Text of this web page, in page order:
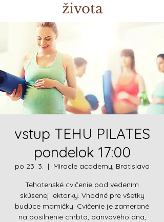
života
vstup TEHU PILATES
pondelok 17:00
po 23. 3.
  |
Miracle academy, Bratislava
Tehotenské cvičenie pod vedením
skúsenej lektorky. Vhodné pre všetky
budúce mamičky. Cvičenie je zamerané
na posilnenie chrbta, panvového dna,